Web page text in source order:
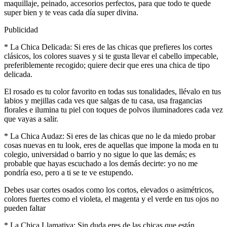
maquillaje, peinado, accesorios perfectos, para que todo te quede
super bien y te veas cada día super divina.
Publicidad
* La Chica Delicada: Si eres de las chicas que prefieres los cortes
clásicos, los colores suaves y si te gusta llevar el cabello impecable,
preferiblemente recogido; quiere decir que eres una chica de tipo
delicada.
El rosado es tu color favorito en todas sus tonalidades, llévalo en tus
labios y mejillas cada ves que salgas de tu casa, usa fragancias
florales e ilumina tu piel con toques de polvos iluminadores cada vez
que vayas a salir.
* La Chica Audaz: Si eres de las chicas que no le da miedo probar
cosas nuevas en tu look, eres de aquellas que impone la moda en tu
colegio, universidad o barrio y no sigue lo que las demás; es
probable que hayas escuchado a los demás decirte: yo no me
pondría eso, pero a ti se te ve estupendo.
Debes usar cortes osados como los cortos, elevados o asimétricos,
colores fuertes como el violeta, el magenta y el verde en tus ojos no
pueden faltar